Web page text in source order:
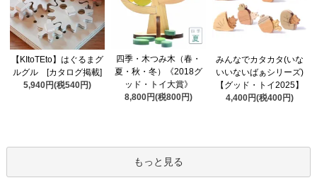
【KItoTEto】はぐるまグ
ルグル [カタログ掲載]
5,940円(税540円)
四季・木つみ木（春・
夏・秋・冬）《2018グ
ッド・トイ大賞》
8,800円(税800円)
みんなでカタカタ(いな
いいないばぁシリーズ)
【グッド・トイ2025】
4,400円(税400円)
もっと見る